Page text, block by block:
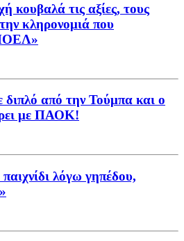
τις αξίες, τους
κληρονομιά που
διπλό από την Τούμπα και ο
με ΠΑΟΚ!
λόγω γηπέδου,